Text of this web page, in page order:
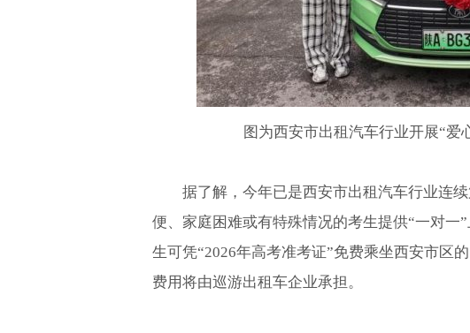
图为西安市出租汽车行业开展“
据了解，今年已是西安市出租汽车行业连
便、家庭困难或有特殊情况的考生提供“一对一
生可凭“2026年高考准考证”免费乘坐西安市区
费用将由巡游出租车企业承担。